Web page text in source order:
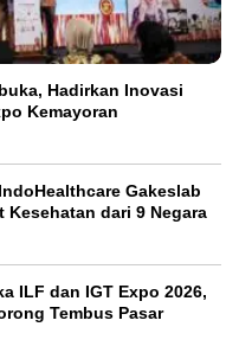
Hadirkan Inovasi
Kemayoran
Gakeslab
Kesehatan dari 9 Negara
ILF dan IGT Expo 2026,
Tembus Pasar